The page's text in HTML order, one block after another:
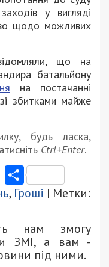
у вигляді
щодо можливих
що на
батальйону
на постачанні
збитками майже
будь ласка,
Ctrl+Enter.
Email
, Гроші | Метки:
нам змогу
ЗМІ, а вам -
під ними.